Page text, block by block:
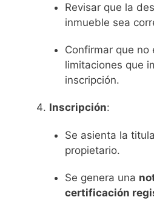
Revisar que la
inmueble sea
Confirmar que no
limitaciones que
inscripción.
Inscripción:
Se asienta la
propietario.
Se genera una
certificación